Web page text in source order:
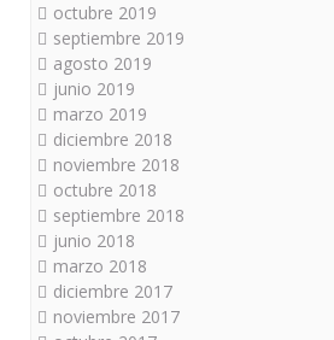
octubre 2019
septiembre 2019
agosto 2019
junio 2019
marzo 2019
diciembre 2018
noviembre 2018
octubre 2018
septiembre 2018
junio 2018
marzo 2018
diciembre 2017
noviembre 2017